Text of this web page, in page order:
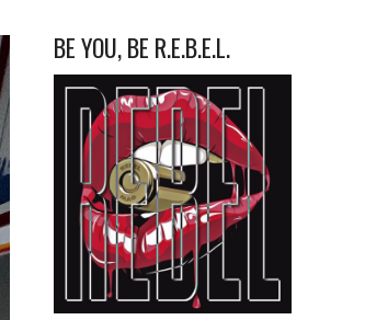
BE YOU, BE R.E.B.E.L.